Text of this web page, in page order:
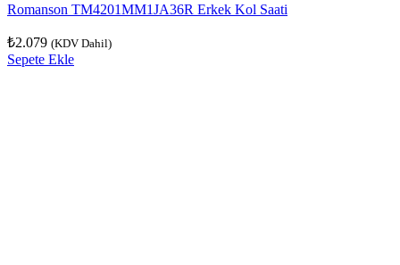
Romanson TM4201MM1JA36R Erkek Kol Saati
₺2.079 (KDV Dahil)
Sepete Ekle